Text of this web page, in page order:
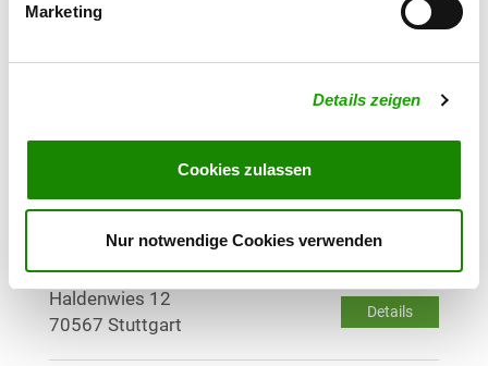
Marketing
Details zeigen
Cookies zulassen
Nur notwendige Cookies verwenden
OG - Rutesheim/Württ.
Details
OG - Sindelfingen/Württ. e.V.
71067 Sindelfingen
OG - Stuttgart - Alt
Details
Haldenwies 12
70567 Stuttgart